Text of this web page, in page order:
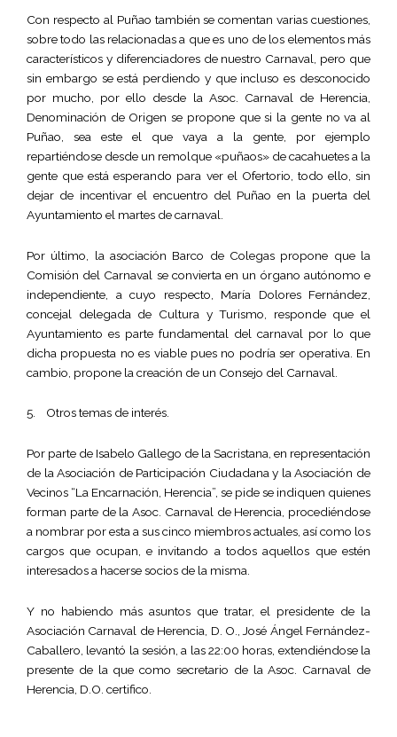
Con respecto al Puñao también se comentan varias cuestiones,
sobre todo las relacionadas a que es uno de los elementos más
característicos y diferenciadores de nuestro Carnaval, pero que
sin embargo se está perdiendo y que incluso es desconocido
por mucho, por ello desde la Asoc. Carnaval de Herencia,
Denominación de Origen se propone que si la gente no va al
Puñao, sea este el que vaya a la gente, por ejemplo
repartiéndose desde un remolque «puñaos» de cacahuetes a la
gente que está esperando para ver el Ofertorio, todo ello, sin
dejar de incentivar el encuentro del Puñao en la puerta del
Ayuntamiento el martes de carnaval.
Por último, la asociación Barco de Colegas propone que la
Comisión del Carnaval se convierta en un órgano autónomo e
independiente, a cuyo respecto, María Dolores Fernández,
concejal delegada de Cultura y Turismo, responde que el
Ayuntamiento es parte fundamental del carnaval por lo que
dicha propuesta no es viable pues no podría ser operativa. En
cambio, propone la creación de un Consejo del Carnaval.
5. Otros temas de interés.
Por parte de Isabelo Gallego de la Sacristana, en representación
de la Asociación de Participación Ciudadana y la Asociación de
Vecinos “La Encarnación, Herencia”, se pide se indiquen quienes
forman parte de la Asoc. Carnaval de Herencia, procediéndose
a nombrar por esta a sus cinco miembros actuales, así como los
cargos que ocupan, e invitando a todos aquellos que estén
interesados a hacerse socios de la misma.
Y no habiendo más asuntos que tratar, el presidente de la
Asociación Carnaval de Herencia, D. O., José Ángel Fernández-
Caballero, levantó la sesión, a las 22:00 horas, extendiéndose la
presente de la que como secretario de la Asoc. Carnaval de
Herencia, D.O. certifico.